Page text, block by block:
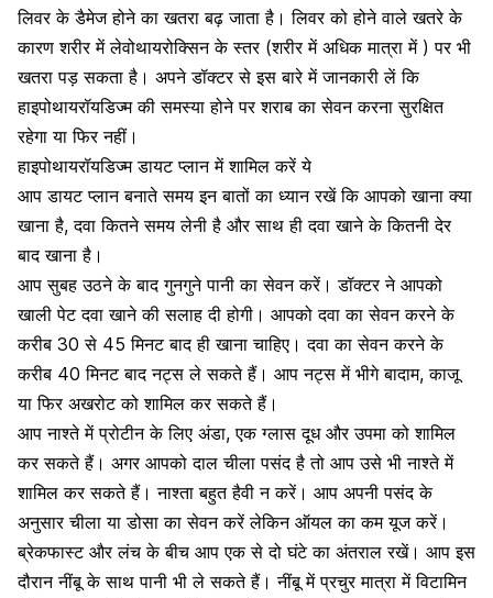
लिवर के डैमेज होने का खतरा बढ़ जाता है। लिवर को होने वाले खतरे के
कारण शरीर में लेवोथायरोक्सिन के स्तर (शरीर में अधिक मात्रा में ) पर भी
खतरा पड़ सकता है। अपने डॉक्टर से इस बारे में जानकारी लें कि
हाइपोथायरॉयडिज्म की समस्या होने पर शराब का सेवन करना सुरक्षित
रहेगा या फिर नहीं।
हाइपोथायरॉयडिज्म डायट प्लान में शामिल करें ये
आप डायट प्लान बनाते समय इन बातों का ध्यान रखें कि आपको खाना क्या
खाना है, दवा कितने समय लेनी है और साथ ही दवा खाने के कितनी देर
बाद खाना है।
आप सुबह उठने के बाद गुनगुने पानी का सेवन करें। डॉक्टर ने आपको
खाली पेट दवा खाने की सलाह दी होगी। आपको दवा का सेवन करने के
करीब 30 से 45 मिनट बाद ही खाना चाहिए। दवा का सेवन करने के
करीब 40 मिनट बाद नट्स ले सकते हैं। आप नट्स में भीगे बादाम, काजू
या फिर अखरोट को शामिल कर सकते हैं।
आप नाश्ते मेंप्रोटीन के लिए अंडा, एक ग्लास दूध और उपमा को शामिल
कर सकते हैं। अगर आपको दाल चीला पसंद है तो आप उसे भी नाश्ते में
शामिल कर सकते हैं। नाश्ता बहुत हैवी न करें। आप अपनी पसंद के
अनुसार चीला या डोसा का सेवन करें लेकिन ऑयल का कम यूज करें।
ब्रेकफास्ट और लंच के बीच आप एक से दो घंटे का अंतराल रखें। आप इस
दौरान नींबू के साथ पानी भी ले सकते हैं।नींबू में प्रचुर मात्रा में विटामिन